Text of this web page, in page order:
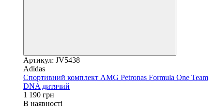
Артикул: JV5438
Adidas
Спортивний комплект AMG Petronas Formula One Team
DNA дитячий
1 190 грн
В наявності